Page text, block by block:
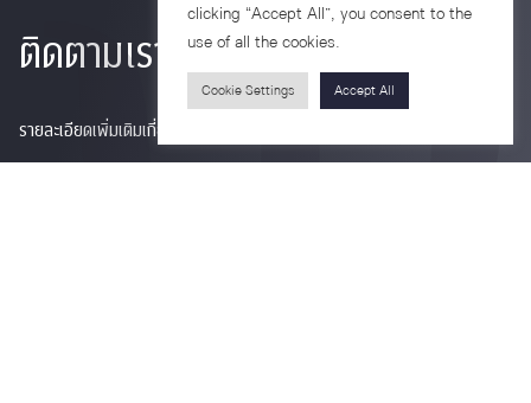
ติดตามเรา
รายละเอียดเพิ่มเติมเกี่ยวกับคณะ ติดตามข่าวสารคณะ
clicking “Accept All”, you consent to the
use of all the cookies.
Cookie Settings Accept All